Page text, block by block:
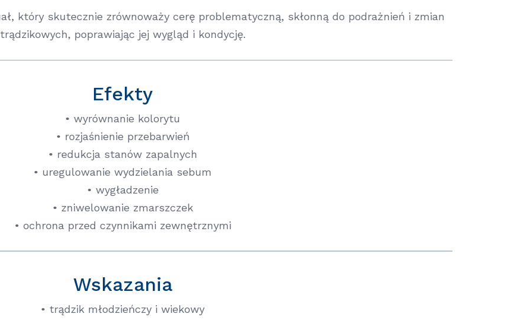
który skutecznie zrównoważy cerę problematyczną, skłonną do podrażnień i zmian
trądzikowych, poprawiając jej wygląd i kondycję.
Efekty
• wyrównanie kolorytu
• rozjaśnienie przebarwień
• redukcja stanów zapalnych
• uregulowanie wydzielania sebum
• wygładzenie
• zniwelowanie zmarszczek
• ochrona przed czynnikami zewnętrznymi
Wskazania
• trądzik młodzieńczy i wiekowy